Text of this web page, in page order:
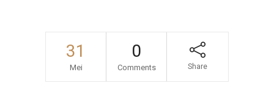
31
Mei
0
Comments Share